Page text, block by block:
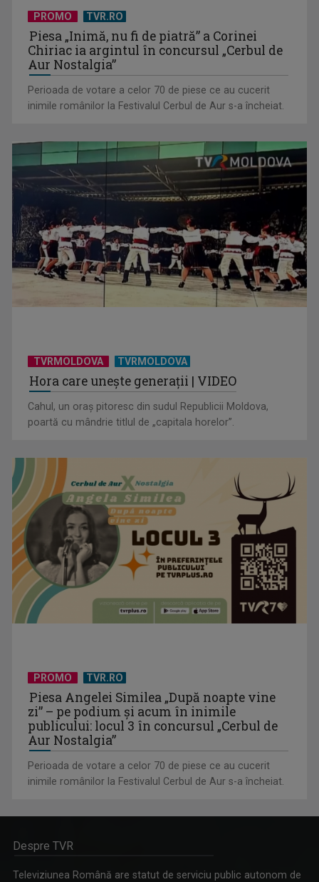
PROMO TVR.RO
Piesa „Inimă, nu fi de piatră” a Corinei
Chiriac ia argintul în concursul „Cerbul de
Aur Nostalgia”
Perioada de votare a celor 70 de piese ce au cucerit
inimile românilor la Festivalul Cerbul de Aur s-a încheiat.
TVRMOLDOVA TVRMOLDOVA
Hora care unește generații | VIDEO
Cahul, un oraș pitoresc din sudul Republicii Moldova,
poartă cu mândrie titlul de „capitala horelor”.
PROMO TVR.RO
Piesa Angelei Similea „După noapte vine
zi” – pe podium şi acum în inimile
publicului: locul 3 în concursul „Cerbul de
Aur Nostalgia”
Perioada de votare a celor 70 de piese ce au cucerit
inimile românilor la Festivalul Cerbul de Aur s-a încheiat.
Despre TVR
Televiziunea Română are statut de serviciu public autonom de